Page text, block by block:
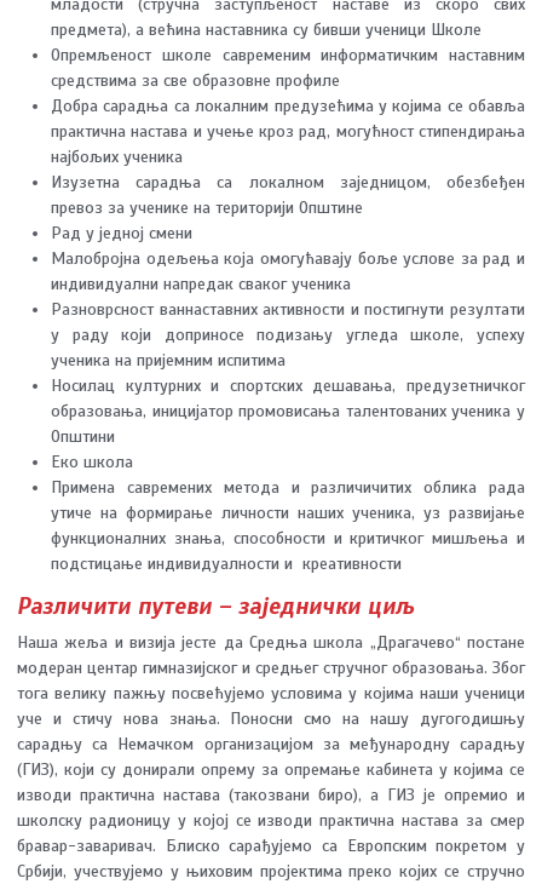
младости (стручна заступљеност наставе из скоро свих
предмета), а већина наставника су бивши ученици Школе
Опремљеност школе савременим информатичким наставним
средствима за све образовне профиле
Добра сарадња са локалним предузећима у којима се обавља
практична настава и учење кроз рад, могућност стипендирања
најбољих ученика
Изузетна сарадња са локалном заједницом, обезбеђен
превоз за ученике на територији Општине
Рад у једној смени
Малобројна одељења која омогућавају боље услове за рад и
индивидуални напредак сваког ученика
Разноврсност ваннаставних активности и постигнути резултати
у раду који доприносе подизању угледа школе, успеху
ученика на пријемним испитима
Носилац културних и спортских дешавања, предузетничког
образовања, иницијатор промовисања талентованих ученика у
Општини
Еко школа
Примена савремених метода и различичитих облика рада
утиче на формирање личности наших ученика, уз развијање
функционалних знања, способности и критичког мишљења и
подстицање индивидуалности и креативности
Различити путеви – заједнички циљ
Наша жеља и визија јесте да Средња школа „Драгачево“ постане
модеран центар гимназијског и средњег стручног образовања. Због
тога велику пажњу посвећујемо условима у којима наши ученици
уче и стичу нова знања. Поносни смо на нашу дугогодишњу
сарадњу са Немачком организацијом за међународну сарадњу
(ГИЗ), који су донирали опрему за опремање кабинета у којима се
изводи практична настава (такозвани биро), а ГИЗ је опремио и
школску радионицу у којој се изводи практична настава за смер
бравар-заваривач. Блиско сарађујемо са Европским покретом у
Србији, учествујемо у њиховим пројектима преко којих се стручно